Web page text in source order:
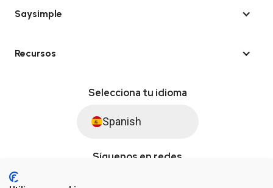
Saysimple
Recursos
Selecciona tu idioma
Spanish
Síguenos en redes